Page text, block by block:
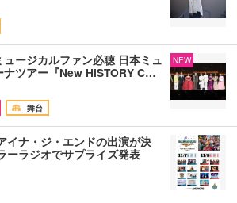
ージカルファン必聴 日本ミュ
ナツアー『New HISTORY C…
舞台
NEW
イナ・ジ・エンドの出演が決
ラジオでサプライズ発表